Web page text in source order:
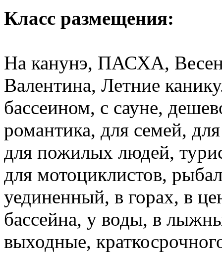
Класс размещения:
На канунэ, ПАСХА,
Валентина, Летние
бассеином, с сауне,
романтика, для семей,
для пожилых людей,
для мотоциклистов,
уединенный, в горах, в
бассейна, у воды, в
выходные,